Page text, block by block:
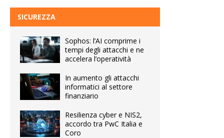
SICUREZZA
Sophos: l’AI comprime i
tempi degli attacchi e ne
accelera l’operatività
In aumento gli attacchi
informatici al settore
finanziario
Resilienza cyber e NIS2,
accordo tra PwC Italia e
Coro